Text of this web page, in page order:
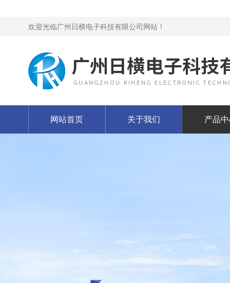
欢迎光临广州日横电子科技有限公司网站！
网站首页 关于我们 产品